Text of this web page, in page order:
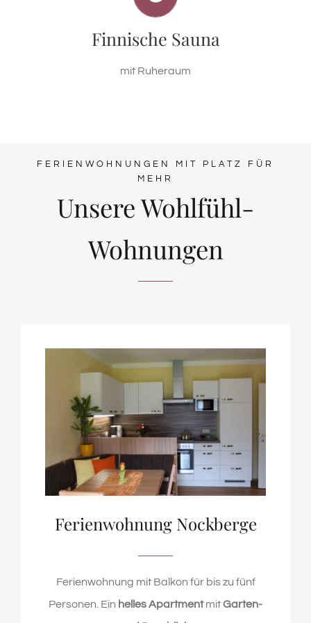
Finnische Sauna
mit Ruheraum
Benutzung unserer Sauna und des Wohlfühl-
Ruheraums, Handtücher inklusive. Massagen
FERIENWOHNUNGEN MIT PLATZ FÜR
MEHR
Unsere Wohlfühl-
Wohnungen
Ferienwohnung Nockberge
Ferienwohnung mit Balkon für bis zu fünf
Personen. Ein helles ApartmentmitGarten-